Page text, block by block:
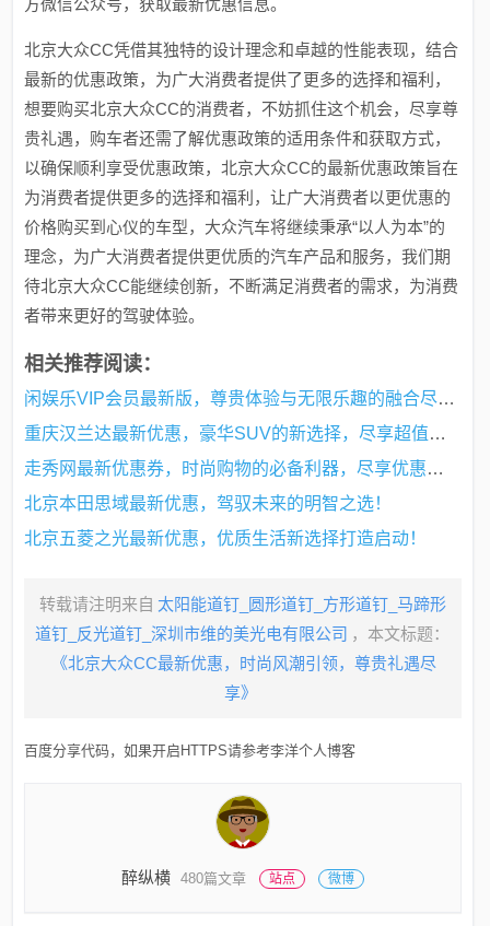
方微信公众号，获取最新优惠信息。
北京大众CC凭借其独特的设计理念和卓越的性能表现，结合
最新的优惠政策，为广大消费者提供了更多的选择和福利，
想要购买北京大众CC的消费者，不妨抓住这个机会，尽享尊
贵礼遇，购车者还需了解优惠政策的适用条件和获取方式，
以确保顺利享受优惠政策，北京大众CC的最新优惠政策旨在
为消费者提供更多的选择和福利，让广大消费者以更优惠的
价格购买到心仪的车型，大众汽车将继续秉承“以人为本”的
理念，为广大消费者提供更优质的汽车产品和服务，我们期
待北京大众CC能继续创新，不断满足消费者的需求，为消费
者带来更好的驾驶体验。
相关推荐阅读：
闲娱乐VIP会员最新版，尊贵体验与无限乐趣的融合尽享尊贵特权与无限娱乐魅力
重庆汉兰达最新优惠，豪华SUV的新选择，尽享超值优惠！
走秀网最新优惠券，时尚购物的必备利器，尽享优惠购物体验！
北京本田思域最新优惠，驾驭未来的明智之选！
北京五菱之光最新优惠，优质生活新选择打造启动！
转载请注明来自 太阳能道钉_圆形道钉_方形道钉_马蹄形
道钉_反光道钉_深圳市维的美光电有限公司 ，本文标题：
《北京大众CC最新优惠，时尚风潮引领，尊贵礼遇尽
享》
百度分享代码，如果开启HTTPS请参考李洋个人博客
醉纵横 480篇文章 站点 微博